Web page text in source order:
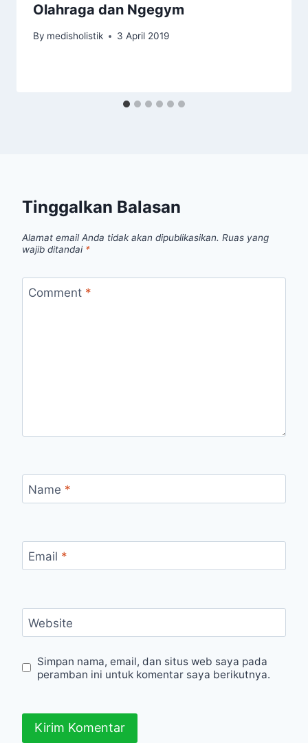
Olahraga dan Ngegym
By medisholistik 3 April 2019
Tinggalkan Balasan
Alamat email Anda tidak akan dipublikasikan. Ruas yang
wajib ditandai *
Comment *
Name *
Email *
Website
Simpan nama, email, dan situs web saya pada
peramban ini untuk komentar saya berikutnya.